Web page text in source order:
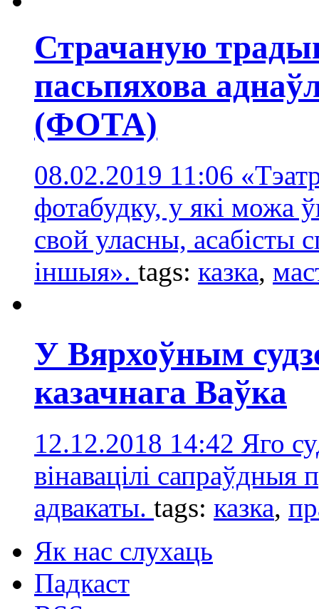
Страчаную
пасьпяхова
(ФОТА)
08.02.2019 11:06
фотабудку, у які можа
свой уласны, асабісты
іншыя». tags: казка,
У Вярхоўным
казачнага Ваўка
12.12.2018 14:42 Яго
вінавацілі
адвакаты. tags: казка,
Як нас слухаць
Падкаст